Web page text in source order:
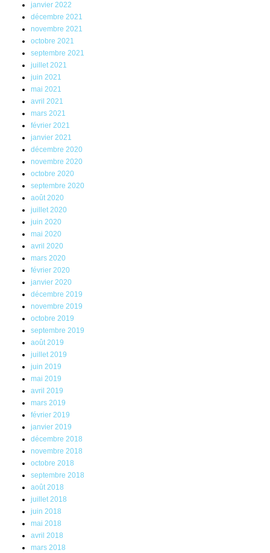
janvier 2022
décembre 2021
novembre 2021
octobre 2021
septembre 2021
juillet 2021
juin 2021
mai 2021
avril 2021
mars 2021
février 2021
janvier 2021
décembre 2020
novembre 2020
octobre 2020
septembre 2020
août 2020
juillet 2020
juin 2020
mai 2020
avril 2020
mars 2020
février 2020
janvier 2020
décembre 2019
novembre 2019
octobre 2019
septembre 2019
août 2019
juillet 2019
juin 2019
mai 2019
avril 2019
mars 2019
février 2019
janvier 2019
décembre 2018
novembre 2018
octobre 2018
septembre 2018
août 2018
juillet 2018
juin 2018
mai 2018
avril 2018
mars 2018